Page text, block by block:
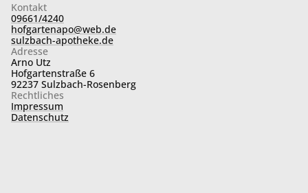
Kontakt
09661/4240
hofgartenapo@web.de
sulzbach-apotheke.de
Adresse
Arno Utz
Hofgartenstraße 6
92237 Sulzbach-Rosenberg
Rechtliches
Impressum
Datenschutz